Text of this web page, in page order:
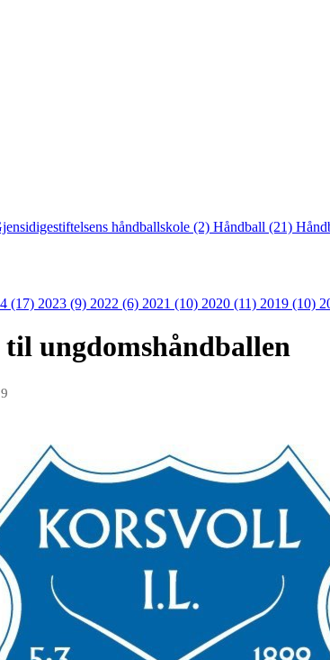
håndballskole (2) Håndball (21)
(17) 2023 (9) 2022 (6) 2021 (10) 2020 (11) 2019 (10)
ungdomshåndballen